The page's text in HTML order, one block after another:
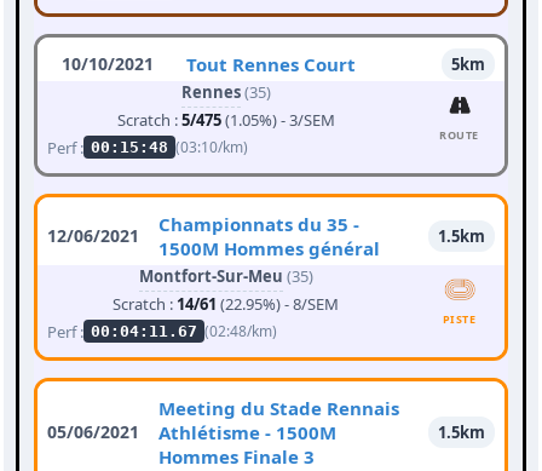
10/10/2021 Tout Rennes Court
5km
Rennes(35)
Scratch :5/475(1.05%) - 3/SEM
Perf : 00:15:48 (03:10/km)
ROUTE
12/06/2021
Championnats du 35 -
1500M Hommes général
1.5km
Montfort-Sur-Meu (35)
Scratch : 14/61 (22.95%) - 8/SEM
Perf : 00:04:11.67 (02:48/km)
PISTE
05/06/2021
Meeting du Stade Rennais
Athlétisme - 1500M
Hommes Finale 3
1.5km